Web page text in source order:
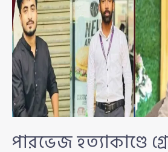
পারভেজ হত্যাকাণ্ডে